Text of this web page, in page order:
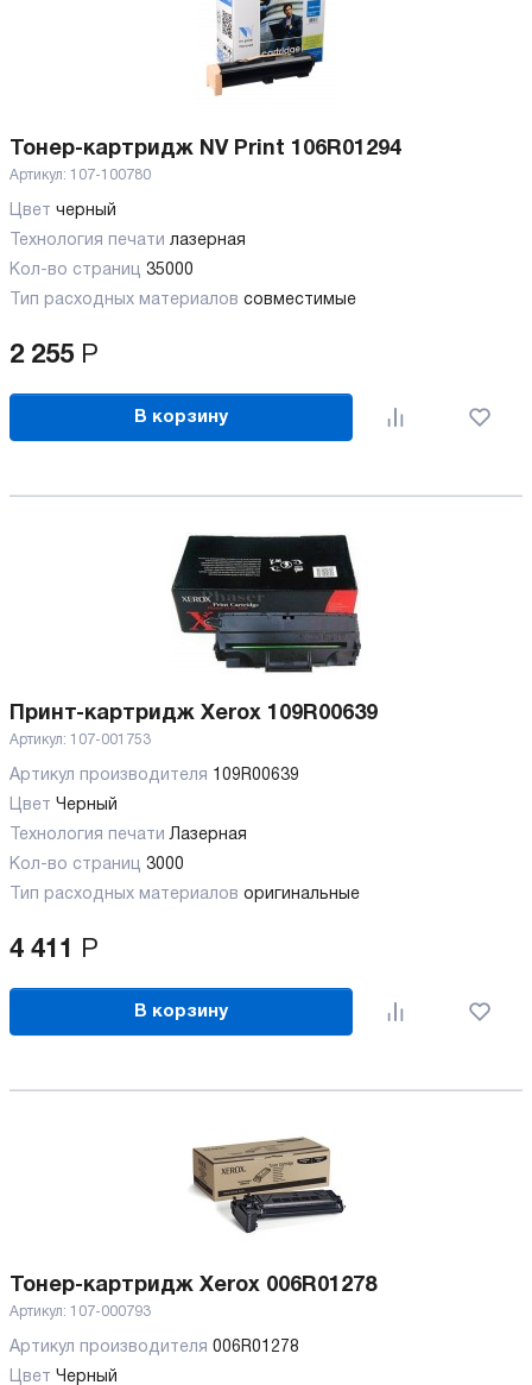
Тонер-картридж NV Print 106R01294
Артикул: 107-100780
Цвет черный
Технология печати лазерная
Кол-во страниц 35000
Тип расходных материалов совместимые
2 255 Р
В корзину
Принт-картридж Xerox 109R00639
Артикул: 107-001753
Артикул производителя
109R00639
Цвет Черный
Технология печатиЛазерная
Кол-во страниц 3000
Тип расходных материалов оригинальные
4 411 Р
В корзину
Тонер-картридж Xerox 006R01278
Артикул: 107-000793
Артикул производителя 006R01278
Цвет Черный